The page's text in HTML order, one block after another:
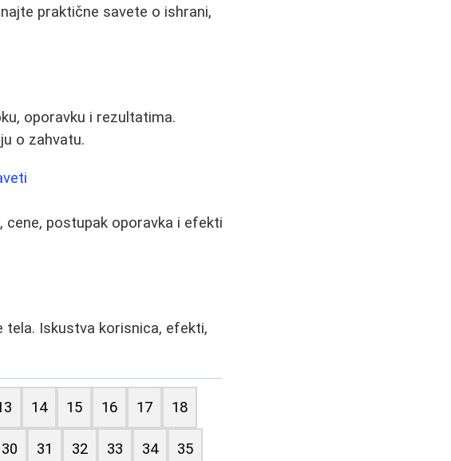
praktične savete o ishrani,
oporavku i rezultatima.
o zahvatu.
postupak oporavka i efekti
Iskustva korisnica, efekti,
14 15 16 17 18
30 31 32 33 34 35